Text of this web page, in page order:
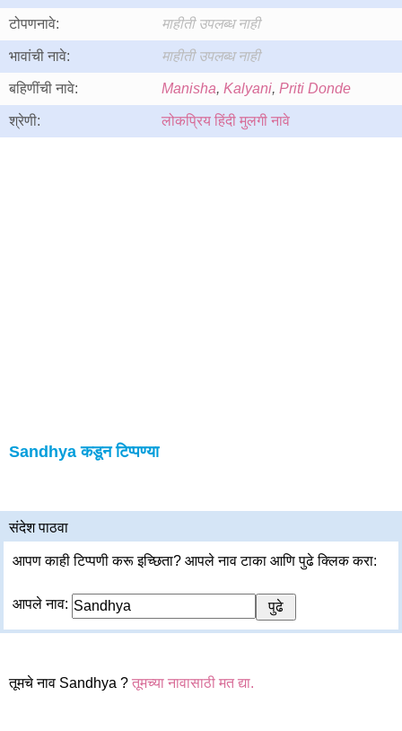
टोपणनावे: माहीती उपलब्ध नाही
भावांची नावे: माहीती उपलब्ध नाही
बहिणींची नावे: Manisha, Kalyani, Priti Donde
श्रेणी: लोकप्रिय हिंदी मुलगी नावे
Sandhya कडून टिप्पण्या
संदेश पाठवा
आपण काही टिप्पणी करू इच्छिता? आपले नाव टाका आणि पुढे क्लिक करा:
आपले नाव:
तूमचे नाव Sandhya ? तूमच्या नावासाठी मत द्या.